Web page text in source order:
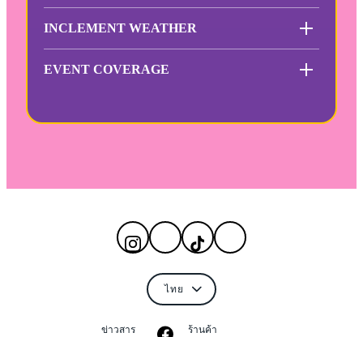
INCLEMENT WEATHER
EVENT COVERAGE
ข่าวสาร ร้านค้า